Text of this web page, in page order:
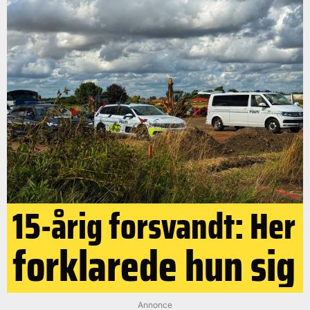
15-årig forsvandt: Her
forklarede hun sig
Annonce